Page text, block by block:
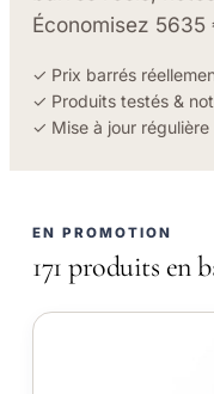
Économisez
✓ Prix barrés
✓ Produits testés &
✓ Mise à jour régulière
EN PROMOTION
171 produits en